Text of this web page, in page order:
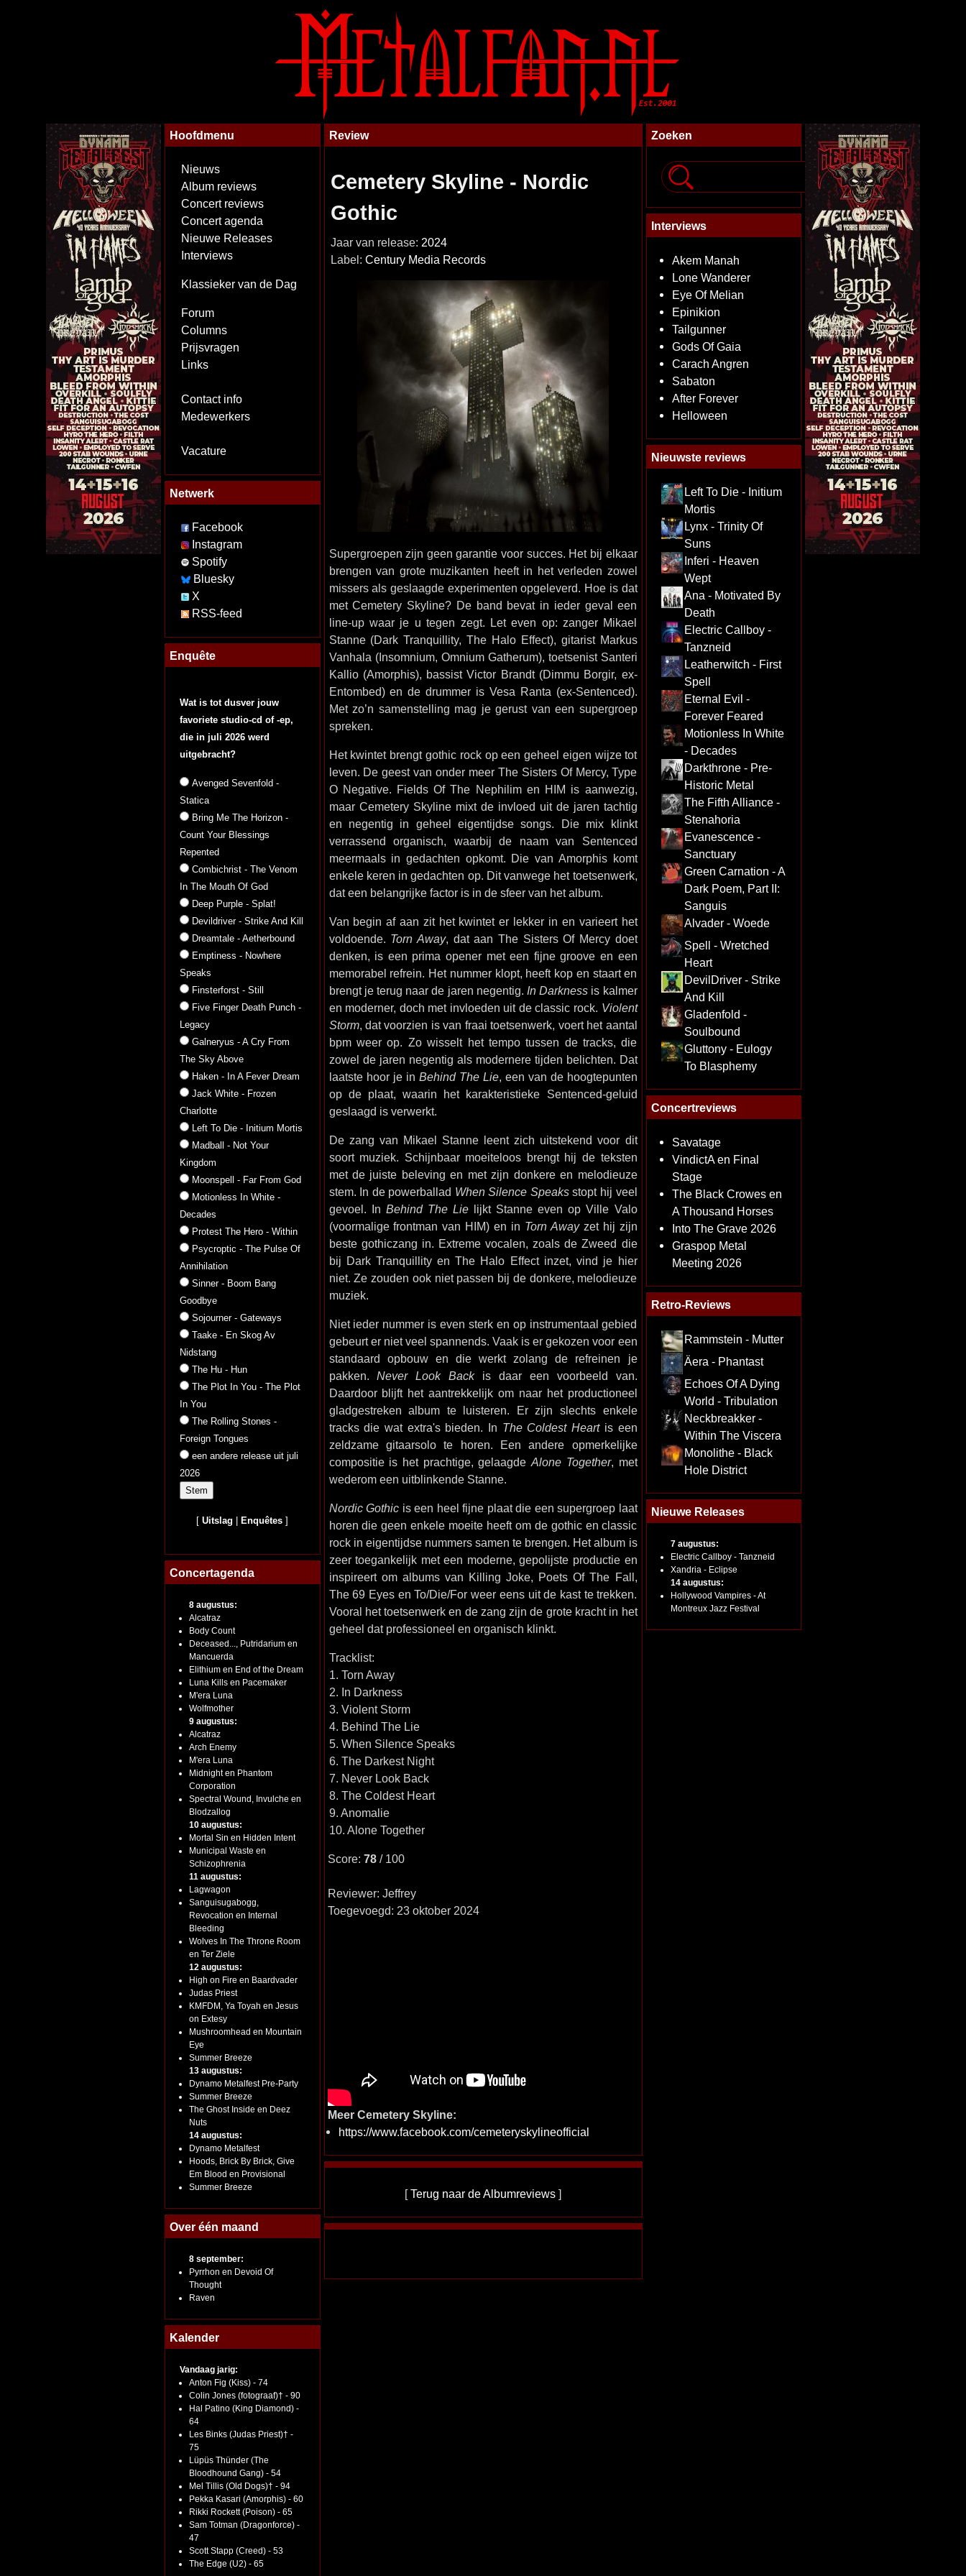
Hoofdmenu
Nieuws
Album reviews
Concert reviews
Concert agenda
Nieuwe Releases
Interviews
Klassieker van de Dag
Forum
Columns
Prijsvragen
Links
Contact info
Medewerkers
Vacature
Netwerk
Facebook
Instagram
Spotify
Bluesky
X
RSS-feed
Enquête
Wat is tot dusver jouw
favoriete studio-cd of -ep,
die in juli 2026 werd
uitgebracht?
Avenged Sevenfold -
Statica
Bring Me The Horizon -
Count Your Blessings
Repented
Combichrist - The Venom
In The Mouth Of God
Deep Purple - Splat!
Devildriver - Strike And Kill
Dreamtale - Aetherbound
Emptiness - Nowhere
Speaks
Finsterforst - Still
Five Finger Death Punch -
Legacy
Galneryus - A Cry From
The Sky Above
Haken - In A Fever Dream
Jack White - Frozen
Charlotte
Left To Die - Initium Mortis
Madball - Not Your
Kingdom
Moonspell - Far From God
Motionless In White -
Decades
Protest The Hero - Within
Psycroptic - The Pulse Of
Annihilation
Sinner - Boom Bang
Goodbye
Sojourner - Gateways
Taake - En Skog Av
Nidstang
The Hu - Hun
The Plot In You - The Plot
In You
The Rolling Stones -
Foreign Tongues
een andere release uit juli
2026
[Uitslag Enquêtes ]
Concertagenda
8 augustus:
Alcatraz
Body Count
Deceased..., Putridarium en
Mancuerda
Elithium en End of the Dream
Luna Kills en Pacemaker
M'era Luna
Wolfmother
9 augustus:
Alcatraz
Arch Enemy
M'era Luna
Midnight en Phantom
Corporation
Spectral Wound, Invulche en
Blodzallog
10 augustus:
Mortal Sin en Hidden Intent
Municipal Waste en
Schizophrenia
11 augustus:
Lagwagon
Sanguisugabogg,
Revocation en Internal
Bleeding
Wolves In The Throne Room
en Ter Ziele
12 augustus:
High on Fire en Baardvader
Judas Priest
KMFDM, Ya Toyah en Jesus
on Extesy
Mushroomhead en Mountain
Eye
Summer Breeze
13 augustus:
Dynamo Metalfest Pre-Party
Summer Breeze
The Ghost Inside en Deez
Nuts
14 augustus:
Dynamo Metalfest
Hoods, Brick By Brick, Give
Em Blood en Provisional
Summer Breeze
Over één maand
8 september:
Pyrrhon en Devoid Of
Thought
Raven
Kalender
Vandaag jarig:
Anton Fig (Kiss) - 74
Colin Jones (fotograaf)† - 90
Hal Patino (King Diamond) -
64
Les Binks (Judas Priest)† -
75
Lüpüs Thünder (The
Bloodhound Gang) - 54
Mel Tillis (Old Dogs)† - 94
Pekka Kasari (Amorphis) - 60
Rikki Rockett (Poison) - 65
Sam Totman (Dragonforce) -
47
Scott Stapp (Creed) - 53
The Edge (U2) - 65
Review
Cemetery Skyline - Nordic
Gothic
Jaar van release: 2024
Label: Century Media Records
Supergroepen zijn geen garantie voor succes. Het bij elkaar
brengen van grote muzikanten heeft in het verleden zowel
missers als geslaagde experimenten opgeleverd. Hoe is dat
met Cemetery Skyline? De band bevat in ieder geval een
line-up waar je u tegen zegt. Let even op: zanger Mikael
Stanne (Dark Tranquillity, The Halo Effect), gitarist Markus
Vanhala (Insomnium, Omnium Gatherum), toetsenist Santeri
Kallio (Amorphis), bassist Victor Brandt (Dimmu Borgir, ex-
Entombed) en de drummer is Vesa Ranta (ex-Sentenced).
Met zo’n samenstelling mag je gerust van een supergroep
spreken.
Het kwintet brengt gothic rock op een geheel eigen wijze tot
leven. De geest van onder meer The Sisters Of Mercy, Type
O Negative. Fields Of The Nephilim en HIM is aanwezig,
maar Cemetery Skyline mixt de invloed uit de jaren tachtig
en negentig in geheel eigentijdse songs. Die mix klinkt
verrassend organisch, waarbij de naam van Sentenced
meermaals in gedachten opkomt. Die van Amorphis komt
enkele keren in gedachten op. Dit vanwege het toetsenwerk,
dat een belangrijke factor is in de sfeer van het album.
Van begin af aan zit het kwintet er lekker in en varieert het
voldoende. Torn Away, dat aan The Sisters Of Mercy doet
denken, is een prima opener met een fijne groove en een
memorabel refrein. Het nummer klopt, heeft kop en staart en
brengt je terug naar de jaren negentig. In Darkness is kalmer
en moderner, doch met invloeden uit de classic rock. Violent
Storm, dat voorzien is van fraai toetsenwerk, voert het aantal
bpm weer op. Zo wisselt het tempo tussen de tracks, die
zowel de jaren negentig als modernere tijden belichten. Dat
laatste hoor je in Behind The Lie, een van de hoogtepunten
op de plaat, waarin het karakteristieke Sentenced-geluid
geslaagd is verwerkt.
De zang van Mikael Stanne leent zich uitstekend voor dit
soort muziek. Schijnbaar moeiteloos brengt hij de teksten
met de juiste beleving en met zijn donkere en melodieuze
stem. In de powerballad When Silence Speaksstopt hij veel
gevoel. In Behind The Lielijkt Stanne even op Ville Valo
(voormalige frontman van HIM) en in Torn Awayzet hij zijn
beste gothiczang in. Extreme vocalen, zoals de Zweed die
bij Dark Tranquillity en The Halo Effect inzet, vind je hier
niet. Ze zouden ook niet passen bij de donkere, melodieuze
muziek.
Niet ieder nummer is even sterk en op instrumentaal gebied
gebeurt er niet veel spannends. Vaak is er gekozen voor een
standaard opbouw en die werkt zolang de refreinen je
pakken.Never Look Backis daar een voorbeeld van.
Daardoor blijft het aantrekkelijk om naar het productioneel
gladgestreken album te luisteren. Er zijn slechts enkele
tracks die wat extra's bieden. In The Coldest Heartis een
zeldzame gitaarsolo te horen. Een andere opmerkelijke
compositie is het prachtige, gelaagdeAlone Together, met
wederom een uitblinkende Stanne.
Nordic Gothic is een heel fijne plaat die een supergroep laat
horen die geen enkele moeite heeft om de gothic en classic
rock in eigentijdse nummers samen te brengen. Het album is
zeer toegankelijk met een moderne, gepolijste productie en
inspireert om albums van Killing Joke, Poets Of The Fall,
The 69 Eyes en To/Die/For weer eens uit de kast te trekken.
Vooral het toetsenwerk en de zang zijn de grote kracht in het
geheel dat professioneel en organisch klinkt.
Tracklist:
1. Torn Away
2. In Darkness
3. Violent Storm
4. Behind The Lie
5. When Silence Speaks
6. The Darkest Night
7. Never Look Back
8. The Coldest Heart
9. Anomalie
10. Alone Together
Score: 78/ 100
Reviewer: Jeffrey
Toegevoegd: 23 oktober 2024
Meer Cemetery Skyline:
https://www.facebook.com/cemeteryskylineofficial
[Terug naar de Albumreviews ]
Zoeken
Interviews
Akem Manah
Lone Wanderer
Eye Of Melian
Epinikion
Tailgunner
Gods Of Gaia
Carach Angren
Sabaton
After Forever
Helloween
Nieuwste reviews
Left To Die - Initium
Mortis
Lynx - Trinity Of
Suns
Inferi - Heaven
Wept
Ana - Motivated By
Death
Electric Callboy -
Tanzneid
Leatherwitch - First
Spell
Eternal Evil -
Forever Feared
Motionless In White
- Decades
Darkthrone - Pre-
Historic Metal
The Fifth Alliance -
Stenahoria
Evanescence -
Sanctuary
Green Carnation - A
Dark Poem, Part II:
Sanguis
Alvader - Woede
Spell - Wretched
Heart
DevilDriver - Strike
And Kill
Gladenfold -
Soulbound
Gluttony - Eulogy
To Blasphemy
Concertreviews
Savatage
VindictA en Final
Stage
The Black Crowes en
A Thousand Horses
Into The Grave 2026
Graspop Metal
Meeting 2026
Retro-Reviews
Rammstein - Mutter
Äera - Phantast
Echoes Of A Dying
World - Tribulation
Neckbreakker -
Within The Viscera
Monolithe - Black
Hole District
Nieuwe Releases
7 augustus:
Electric Callboy - Tanzneid
Xandria - Eclipse
14 augustus:
Hollywood Vampires - At
Montreux Jazz Festival